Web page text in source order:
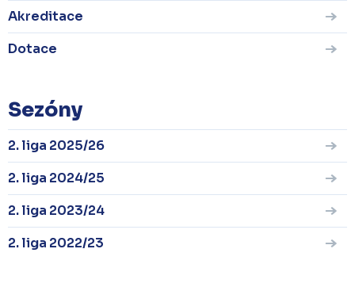
Akreditace
Dotace
Sezóny
2. liga 2025/26
2. liga 2024/25
2. liga 2023/24
2. liga 2022/23